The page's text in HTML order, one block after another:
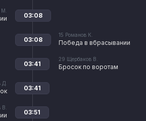
03:08
15 Романов К.
Победа в вбрасывании
03:08
29 Щербаков В.
Бросок по воротам
03:41
Д.
03:41
03:51